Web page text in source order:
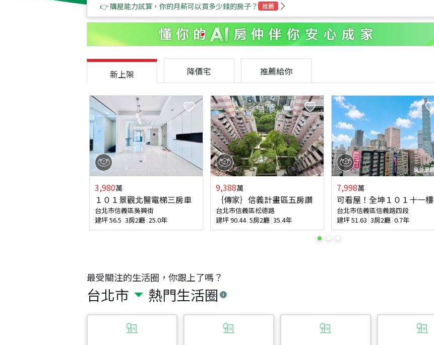
👉 購屋能力試算，你的月薪可以買多少錢的房子？ 推薦
最受關注的生活圈，你跟上了嗎？
台北市 熱門生活圈
新上架 降價宅 推薦給你
3,980萬
１０１景觀北醫電梯三房車
台北市信義區吳興街
建坪56.5 3房2廳 25.0年
9,388萬
｛傳家｝信義計畫區五房讚
台北市信義區松德路
建坪90.44 5房2廳 35.4年
7,998萬
可看屋！全坤１０１十一樓
台北市信義區信義路四段
建坪51.63 3房2廳 0.7年